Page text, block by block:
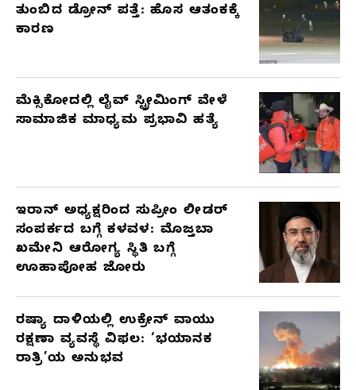
ತುಂಬಿದ ಡ್ರೋನ್ ಪತ್ತೆ: ಹೊಸ ಆತಂಕಕ್ಕೆ
ಕಾರಣ
ಮೆಕ್ಸಿಕೋದಲ್ಲಿ ಲೈವ್ ಸ್ಟ್ರೀಮಿಂಗ್ ವೇಳೆ
ಸಾಮಾಜಿಕ ಮಾಧ್ಯಮ ಪ್ರಭಾವಿ ಹತ್ಯೆ
ಇರಾನ್ ಅಧ್ಯಕ್ಷರಿಂದ ಸುಪ್ರೀಂ ಲೀಡರ್
ಸಂಪರ್ಕದ ಬಗ್ಗೆ ಕಳವಳ: ಮೊಜ್ತಬಾ
ಖಮೇನಿ ಆರೋಗ್ಯ ಸ್ಥಿತಿ ಬಗ್ಗೆ
ಊಹಾಪೋಹ ಜೋರು
ರಷ್ಯಾ ದಾಳಿಯಲ್ಲಿ ಉಕ್ರೇನ್ ವಾಯು
ರಕ್ಷಣಾ ವ್ಯವಸ್ಥೆ ವಿಫಲ: ‘ಭಯಾನಕ
ರಾತ್ರಿ’ಯ ಅನುಭವ